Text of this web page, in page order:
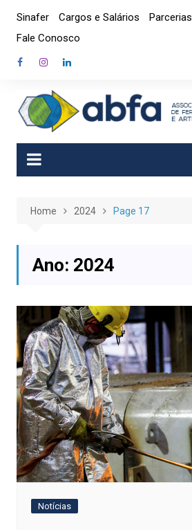
content
Sinafer Cargos e Salários Parcerias
Fale Conosco
Home 2024 Page 17
Ano: 2024
Notícias